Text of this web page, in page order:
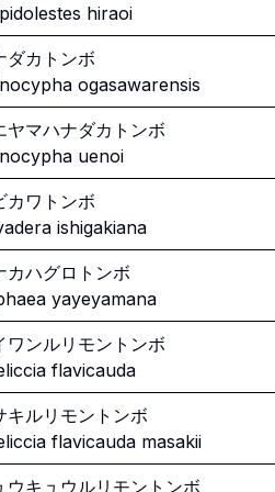
hiraoi
ダカトンボ
ogasawarensis
ヤマハナダカトンボ
uenoi
カワトンボ
ishigakiana
カハグロトンボ
yayeyamana
ワンルリモントンボ
flavicauda
キルリモントンボ
flavicauda masakii
ウキュウルリモントンボ